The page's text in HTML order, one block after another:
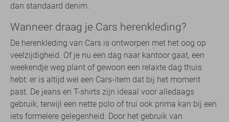
dan standaard denim.
Wanneer draag je Cars herenkleding?
De herenkleding van Cars is ontworpen met het oog op
veelzijdigheid. Of je nu een dag naar kantoor gaat, een
weekendje weg plant of gewoon een relaxte dag thuis
hebt: er is altijd wel een Cars-item dat bij het moment
past. De jeans en T-shirts zijn ideaal voor alledaags
gebruik, terwijl een nette polo of trui ook prima kan bij een
iets formelere gelegenheid. Door het gebruik van